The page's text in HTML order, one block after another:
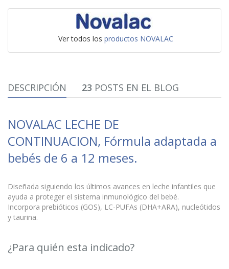
Ver todos los productos NOVALAC
DESCRIPCIÓN 23 POSTS EN EL BLOG
NOVALAC LECHE DE
CONTINUACION, Fórmula adaptada a
bebés de 6 a 12 meses.
Diseñada siguiendo los últimos avances en leche infantiles que
ayuda a proteger el sistema inmunológico del bebé.
Incorpora prebióticos (GOS), LC-PUFAs (DHA+ARA), nucleótidos
y taurina.
¿Para quién esta indicado?